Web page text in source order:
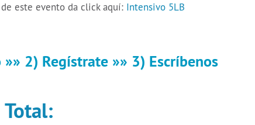
este evento da click aquí: Intensivo 5LB
2) Regístrate »» 3) Escríbenos
Total: